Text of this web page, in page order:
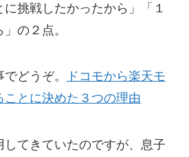
挑戦したかったから」「１
の２点。
どうぞ。
ドコモから楽天モ
とに決めた３つの理由
てきていたのですが、息子